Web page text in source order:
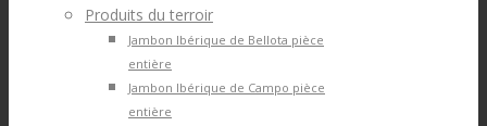
Produits du terroir
Jambon Ibérique de Bellota pièce
entière
Jambon Ibérique de Campo pièce
entière